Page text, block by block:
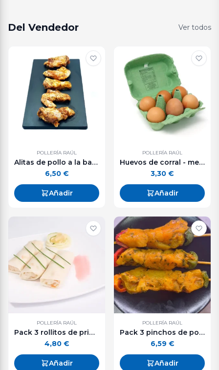
Del Vendedor Ver todos
POLLERÍA RAÚL
Alitas de pollo a la barbacoa - 600 g. aprox.
6,50 €
Añadir
POLLERÍA RAÚL
Huevos de corral - media docena
3,30 €
Añadir
POLLERÍA RAÚL
Pack 3 rollitos de primavera con pollo
4,80 €
Añadir
POLLERÍA RAÚL
Pack 3 pinchos de pollo adobados
6,59 €
Añadir